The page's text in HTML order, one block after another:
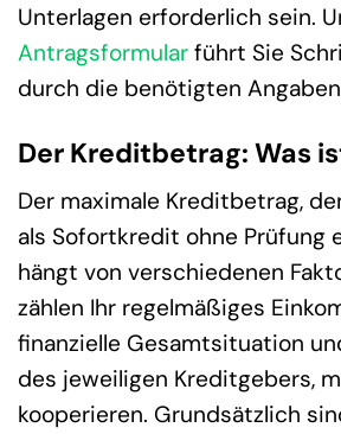
Unterlagen erforderlich sein.
Antragsformular führt Sie
durch die benötigten
Der Kreditbetrag: Was
Der maximale Kreditbetrag,
als Sofortkredit ohne Prüfung
hängt von verschiedenen
zählen Ihr regelmäßiges
finanzielle Gesamtsituation
des jeweiligen Kreditgebers,
kooperieren. Grundsätzlich